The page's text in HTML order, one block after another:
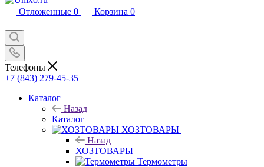
Отложенные 0 Корзина 0
Телефоны
+7 (843) 279-45-35
Каталог
Назад
Каталог
ХОЗТОВАРЫ
Назад
ХОЗТОВАРЫ
Термометры